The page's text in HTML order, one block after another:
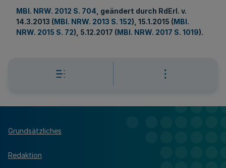
MBl. NRW. 2012 S. 704 , geändert durch RdErl. v.
14.3.2013 (MBl. NRW. 2013 S. 152), 15.1.2015 (MBl.
NRW. 2015 S. 72), 5.12.2017 (MBl. NRW. 2017 S. 1019).
Grundsätzliches
Redaktion